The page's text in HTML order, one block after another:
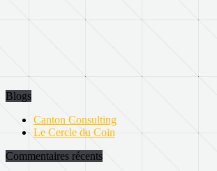
Blogs
Canton Consulting
Le Cercle du Coin
Commentaires récents